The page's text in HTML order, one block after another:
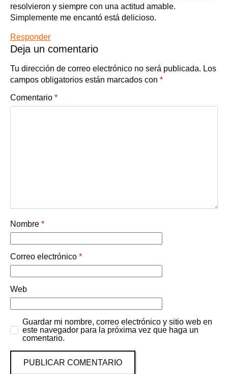
resolvieron y siempre con una actitud amable.
Simplemente me encantó está delicioso.
Responder
Deja un comentario
Tu dirección de correo electrónico no será publicada. Los
campos obligatorios están marcados con *
Comentario *
Nombre *
Correo electrónico *
Web
Guardar mi nombre, correo electrónico y sitio web en
este navegador para la próxima vez que haga un
comentario.